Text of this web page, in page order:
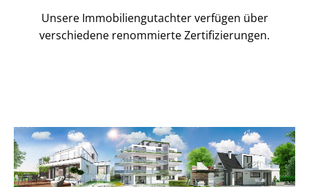
Unsere Immobilien­gutachter verfügen über
verschiedene renommierte Zer­ti­fi­zie­run­gen.